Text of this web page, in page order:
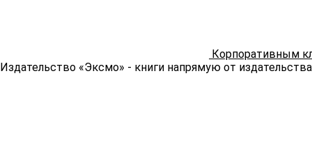
Корпоративным
Издательство «Эксмо» - книги напрямую от издательства